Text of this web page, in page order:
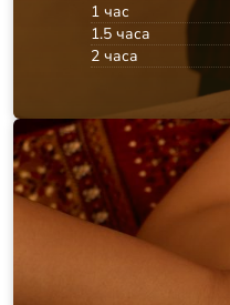
1 час
1.5 часа
2 часа